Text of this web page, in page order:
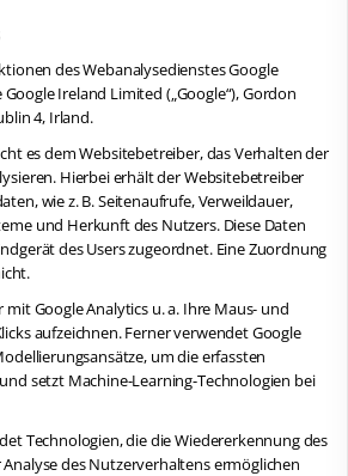
des Webanalysedienstes Google
Ireland Limited („Google“), Gordon
4, Irland.
es dem Websitebetreiber, das Verhalten der
Hierbei erhält der Websitebetreiber
wie z. B. Seitenaufrufe, Verweildauer,
und Herkunft des Nutzers. Diese Daten
des Users zugeordnet. Eine Zuordnung
Google Analytics u. a. Ihre Maus- und
aufzeichnen. Ferner verwendet Google
um die erfassten
setzt Machine-Learning-Technologien bei
Technologien, die die Wiedererkennung des
des Nutzerverhaltens ermöglichen